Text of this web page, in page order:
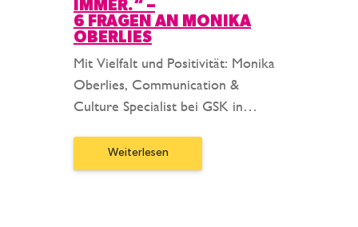
IMMER.“ –
6 FRAGEN AN MONIKA
OBERLIES
Mit Vielfalt und Positivität: Monika
Oberlies, Communication &
Culture Specialist bei GSK in…
Weiterlesen